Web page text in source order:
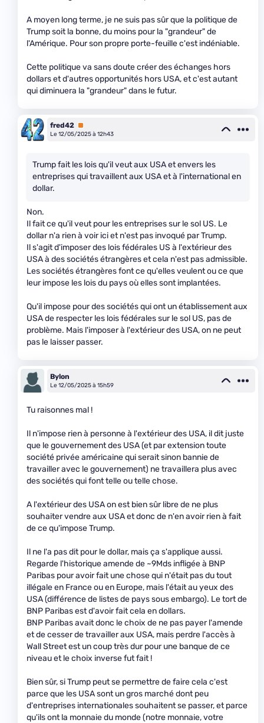
A moyen long terme, je ne suis pas sûr que la politique de
Trump soit la bonne, du moins pour la "grandeur" de
l'Amérique. Pour son propre porte-feuille c'est indéniable.
Cette politique va sans doute créer des échanges hors
dollars et d'autres opportunités hors USA, et c'est autant
qui diminuera la "grandeur" dans le futur.
fred42 Premium
Le 12/05/2025 à 12h43
Trump fait les lois qu'il veut aux USA et envers les
entreprises qui travaillent aux USA et à l'international en
dollar.
Non.
Il fait ce qu'il veut pour les entreprises sur le sol US. Le
dollar n'a rien à voir ici et n'est pas invoqué par Trump.
Il s'agit d'imposer des lois fédérales US à l'extérieur des
USA à des sociétés étrangères et cela n'est pas admissible.
Les sociétés étrangères font ce qu'elles veulent ou ce que
leur impose les lois du pays où elles sont implantées.
Qu'il impose pour des sociétés qui ont un établissement aux
USA de respecter les lois fédérales sur le sol US, pas de
problème. Mais l'imposer à l'extérieur des USA, on ne peut
pas le laisser passer.
Bylon
Le 12/05/2025 à 15h59
Tu raisonnes mal !
Il n'impose rien à personne à l'extérieur des USA, il dit juste
que le gouvernement des USA (et par extension toute
société privée américaine qui serait sinon bannie de
travailler avec le gouvernement) ne travaillera plus avec
des sociétés qui font telle ou telle chose.
A l'extérieur des USA on est bien sûr libre de ne plus
souhaiter vendre aux USA et donc de n'en avoir rien à fait
de ce qu'impose Trump.
Il ne l'a pas dit pour le dollar, mais ça s'applique aussi.
Regarde l'historique amende de ~9Mds infligée à BNP
Paribas pour avoir fait une chose qui n'était pas du tout
illégale en France ou en Europe, mais l'était au yeux des
USA (différence de listes de pays sous embargo). Le tort de
BNP Paribas est d'avoir fait cela en dollars.
BNP Paribas avait donc le choix de ne pas payer l'amende
et de cesser de travailler aux USA, mais perdre l'accès à
Wall Street est un coup très dur pour une banque de ce
niveau et le choix inverse fut fait !
Bien sûr, si Trump peut se permettre de faire cela c'est
parce que les USA sont un gros marché dont peu
d'entreprises internationales souhaitent se passer, et parce
qu'ils ont la monnaie du monde (notre monnaie, votre